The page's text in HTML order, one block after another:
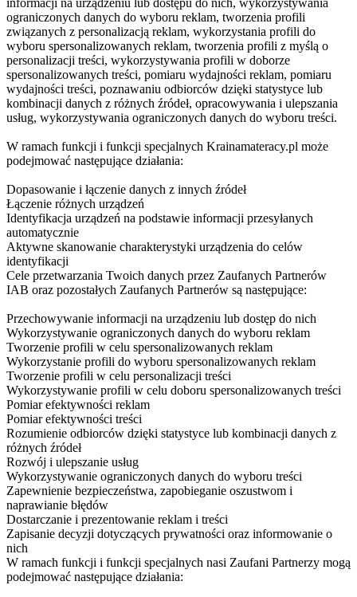
ograniczonych danych do wyboru reklam, tworzenia profili
związanych z personalizacją reklam, wykorzystania profili do
wyboru spersonalizowanych reklam, tworzenia profili z myślą o
personalizacji treści, wykorzystywania profili w doborze
spersonalizowanych treści, pomiaru wydajności reklam, pomiaru
wydajności treści, poznawaniu odbiorców dzięki statystyce lub
kombinacji danych z różnych źródeł, opracowywania i ulepszania
usług, wykorzystywania ograniczonych danych do wyboru treści.
W ramach funkcji i funkcji specjalnych Krainamateracy.pl może
podejmować następujące działania:
Dopasowanie i łączenie danych z innych źródeł
Łączenie różnych urządzeń
Identyfikacja urządzeń na podstawie informacji przesyłanych
automatycznie
Aktywne skanowanie charakterystyki urządzenia do celów
identyfikacji
Cele przetwarzania Twoich danych przez Zaufanych Partnerów
IAB oraz pozostałych Zaufanych Partnerów są następujące:
Przechowywanie informacji na urządzeniu lub dostęp do nich
Wykorzystywanie ograniczonych danych do wyboru reklam
Tworzenie profili w celu spersonalizowanych reklam
Wykorzystanie profili do wyboru spersonalizowanych reklam
Tworzenie profili w celu personalizacji treści
Wykorzystywanie profili w celu doboru spersonalizowanych treści
Pomiar efektywności reklam
Pomiar efektywności treści
Rozumienie odbiorców dzięki statystyce lub kombinacji danych z
różnych źródeł
Rozwój i ulepszanie usług
Wykorzystywanie ograniczonych danych do wyboru treści
Zapewnienie bezpieczeństwa, zapobieganie oszustwom i
naprawianie błędów
Dostarczanie i prezentowanie reklam i treści
Zapisanie decyzji dotyczących prywatności oraz informowanie o
nich
W ramach funkcji i funkcji specjalnych nasi Zaufani Partnerzy mogą
podejmować następujące działania: